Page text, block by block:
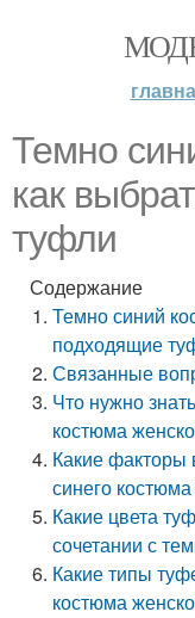
Темно
как
туфли
Содержание
Темно синий
подходящие
Связанные
Что нужно
костюма
Какие факторы
синего
Какие цвета
сочетании с
Какие типы
костюма